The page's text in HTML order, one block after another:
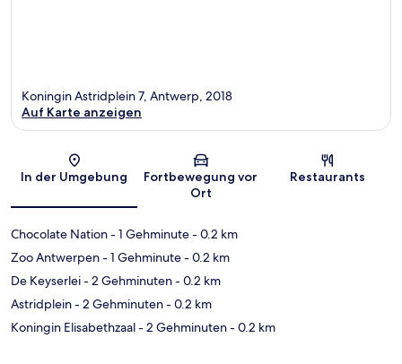
Karte
Koningin Astridplein 7, Antwerp, 2018
Auf Karte anzeigen
In der Umgebung
Fortbewegung vor
Ort
Restaurants
Chocolate Nation- 1 Gehminute- 0.2 km
Zoo Antwerpen- 1 Gehminute- 0.2 km
De Keyserlei- 2 Gehminuten- 0.2 km
Astridplein- 2 Gehminuten- 0.2 km
Koningin Elisabethzaal- 2 Gehminuten- 0.2 km